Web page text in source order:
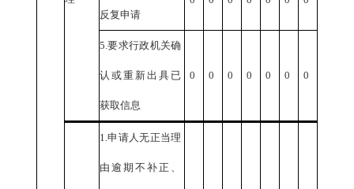
反复申请
5. 要求行政机关确
认或重新出具已
获取信息
0 0 0 0 0 0 0
1. 申请人无正当理
由逾期不补正、